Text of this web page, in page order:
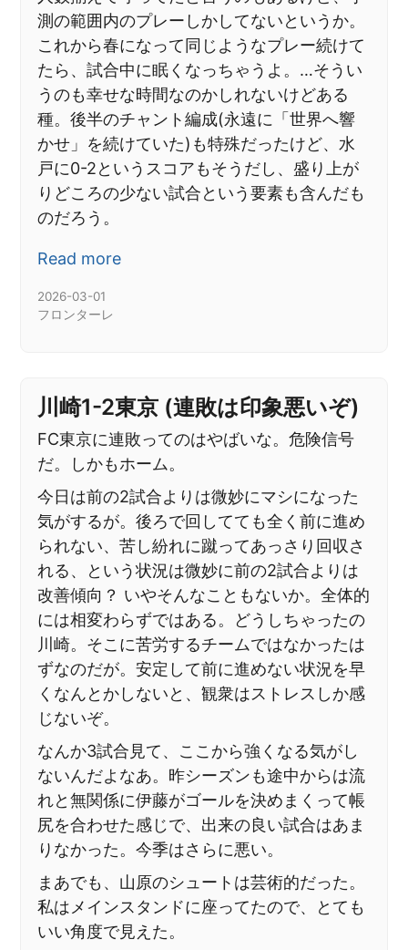
測の範囲内のプレーしかしてないというか。
これから春になって同じようなプレー続けて
たら、試合中に眠くなっちゃうよ。…そうい
うのも幸せな時間なのかしれないけどある
種。後半のチャント編成(永遠に「世界へ響
かせ」を続けていた)も特殊だったけど、水
戸に0-2というスコアもそうだし、盛り上が
りどころの少ない試合という要素も含んだも
のだろう。
Read more
2026-03-01
フロンターレ
川崎1-2東京 (連敗は印象悪いぞ)
FC東京に連敗ってのはやばいな。危険信号
だ。しかもホーム。
今日は前の2試合よりは微妙にマシになった
気がするが。後ろで回してても全く前に進め
られない、苦し紛れに蹴ってあっさり回収さ
れる、という状況は微妙に前の2試合よりは
改善傾向？ いやそんなこともないか。全体的
には相変わらずではある。どうしちゃったの
川崎。そこに苦労するチームではなかったは
ずなのだが。安定して前に進めない状況を早
くなんとかしないと、観衆はストレスしか感
じないぞ。
なんか3試合見て、ここから強くなる気がし
ないんだよなあ。昨シーズンも途中からは流
れと無関係に伊藤がゴールを決めまくって帳
尻を合わせた感じで、出来の良い試合はあま
りなかった。今季はさらに悪い。
まあでも、山原のシュートは芸術的だった。
私はメインスタンドに座ってたので、とても
いい角度で見えた。